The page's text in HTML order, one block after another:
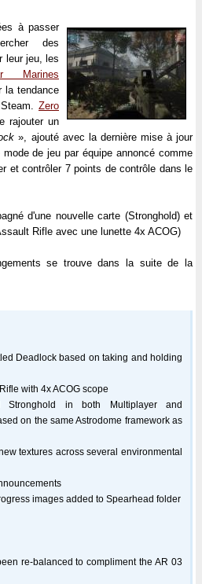
à passer
des
leur jeu, les
Marines
la tendance
Zero
rajouter un
», ajouté avec la dernière mise à jour
de jeu par équipe annoncé comme
et contrôler 7 points de contrôle dans le
d'une nouvelle carte (Stronghold) et
Rifle avec une lunette 4x ACOG)
se trouve dans la suite de la
Deadlock based on taking and holding
with 4x ACOG scope
in both Multiplayer and
on the same Astrodome framework as
textures across several environmental
images added to Spearhead folder
re-balanced to compliment the AR 03